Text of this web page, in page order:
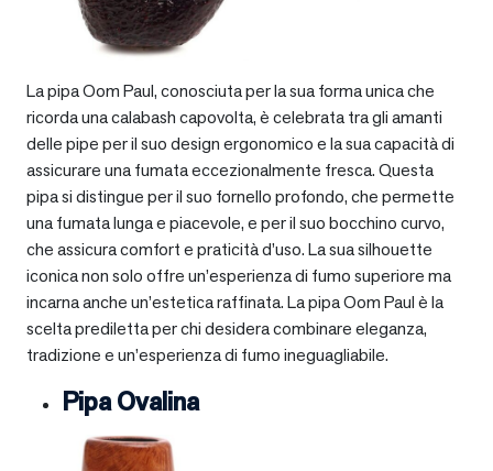
La pipa Oom Paul, conosciuta per la sua forma unica che
ricorda una calabash capovolta, è celebrata tra gli amanti
delle pipe per il suo design ergonomico e la sua capacità di
assicurare una fumata eccezionalmente fresca. Questa
pipa si distingue per il suo fornello profondo, che permette
una fumata lunga e piacevole, e per il suo bocchino curvo,
che assicura comfort e praticità d’uso. La sua silhouette
iconica non solo offre un’esperienza di fumo superiore ma
incarna anche un’estetica raffinata. La pipa Oom Paul è la
scelta prediletta per chi desidera combinare eleganza,
tradizione e un’esperienza di fumo ineguagliabile.
Pipa Ovalina